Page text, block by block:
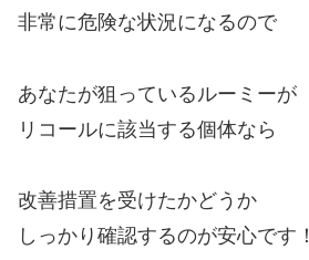
非常に危険な状況になるので
あなたが狙っているルーミーが
リコールに該当する個体なら
改善措置を受けたかどうか
しっかり確認するのが安心です！